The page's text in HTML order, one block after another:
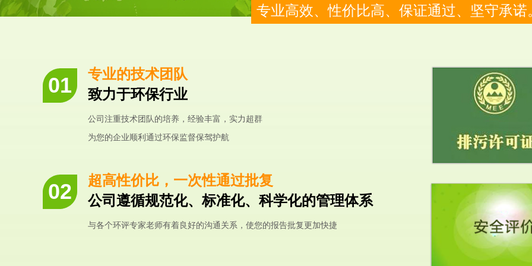
专业高效、性价比高、保证通过、坚守承诺
专业的技术团队
致力于环保行业
公司注重技术团队的培养，经验丰富，实力超群
为您的企业顺利通过环保监督保驾护航
超高性价比，一次性通过批复
公司遵循规范化、标准化、科学化的管理体系
与各个环评专家老师有着良好的沟通关系，使您的报告批复更加快捷